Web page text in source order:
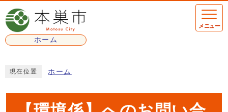
ページの先頭です
ホーム
メニュー
現在位置 ホーム